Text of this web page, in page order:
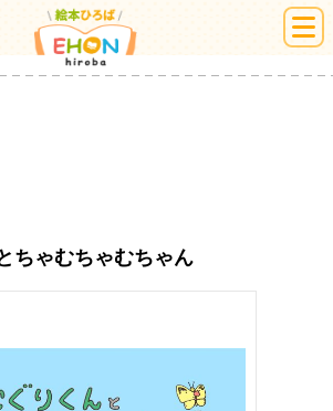
絵本ひろば
ちゃむちゃむちゃん